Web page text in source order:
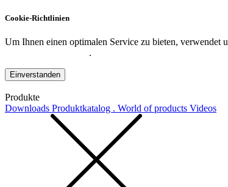
Cookie-Richtlinien
Um Ihnen einen optimalen Service zu bieten, verwendet
.
Einverstanden
Produkte
Downloads Produktkatalog . World of products Videos